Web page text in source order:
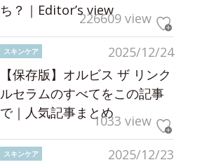
ち？｜Editor’s view226609 view
2025/12/24
スキンケア
【保存版】オルビス ザ リンク
ルセラムのすべてをこの記事
で｜人気記事まとめ1033 view
2025/12/23
スキンケア